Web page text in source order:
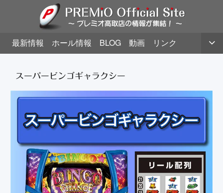
最新情報 ホール情報 BLOG 動画 リンク
スーパービンゴギャラクシー